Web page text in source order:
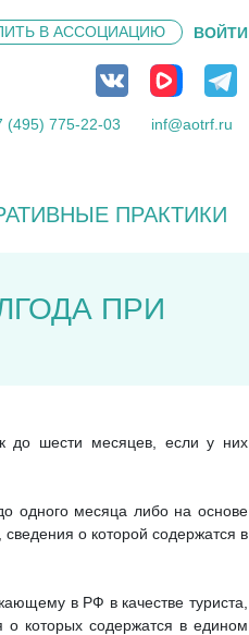
В АССОЦИАЦИЮ ВОЙТИ
(495) 775-22-03 inf@aotrf.ru
ПРАКТИКИ
ПРИ
до шести месяцев, если у них
одного месяца либо на основе
о которой содержатся в
в РФ в качестве туриста,
которых содержатся в едином